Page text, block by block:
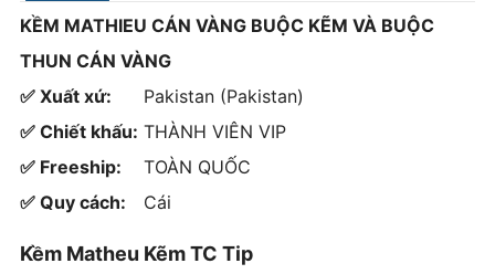
KỀM MATHIEU CÁN VÀNG BUỘC KẼM VÀ BUỘC
THUN CÁN VÀNG
✅ Xuất xứ:
Pakistan (Pakistan)
✅ Chiết khấu: THÀNH VIÊN VIP
✅ Freeship:
TOÀN QUỐC
✅ Quy cách:
Cái
Kềm Matheu Kẽm TC Tip